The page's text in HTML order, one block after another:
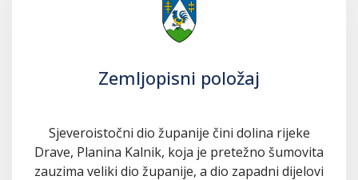
Zemljopisni položaj
Sjeveroistočni dio županije čini dolina rijeke
Drave, Planina Kalnik, koja je pretežno šumovita
zauzima veliki dio županije, a dio zapadni dijelovi